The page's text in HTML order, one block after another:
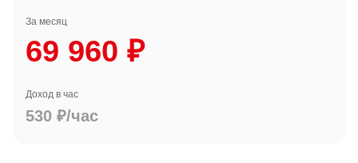
За месяц
69 960 ₽
Доход в час
530 ₽/час